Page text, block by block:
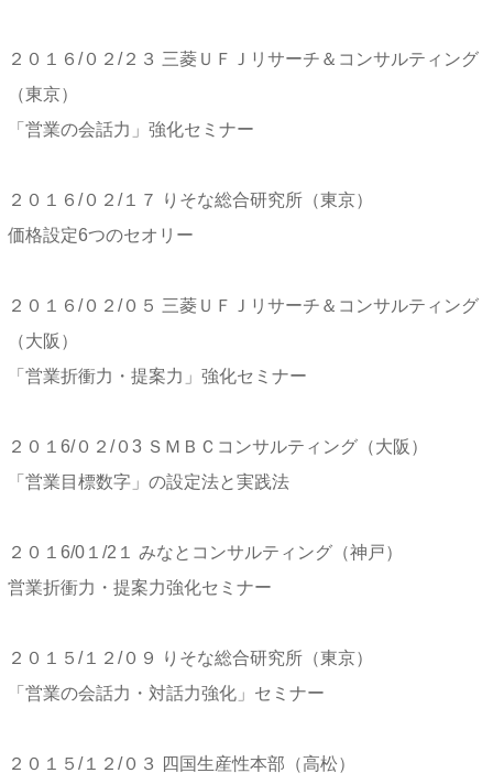
２０１６/０２/２３ 三菱ＵＦＪリサーチ＆コンサルティング
（東京）
「営業の会話力」強化セミナー
２０１６/０２/１７ りそな総合研究所（東京）
価格設定6つのセオリー
２０１６/０２/０５ 三菱ＵＦＪリサーチ＆コンサルティング
（大阪）
「営業折衝力・提案力」強化セミナー
２０１6/０２/０3 ＳＭＢＣコンサルティング（大阪）
「営業目標数字」の設定法と実践法
２０１6/0１/2１ みなとコンサルティング（神戸）
営業折衝力・提案力強化セミナー
２０１５/１２/０９ りそな総合研究所（東京）
「営業の会話力・対話力強化」セミナー
２０１５/１２/０３ 四国生産性本部（高松）